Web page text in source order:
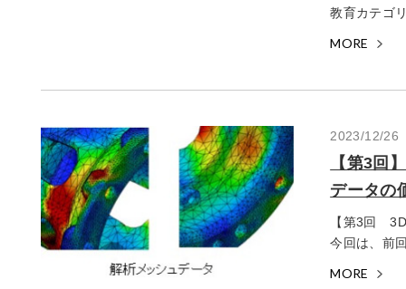
教育カテゴ
MORE
2023/12/26
【第3回
データの
【第3回
今回は、前
MORE